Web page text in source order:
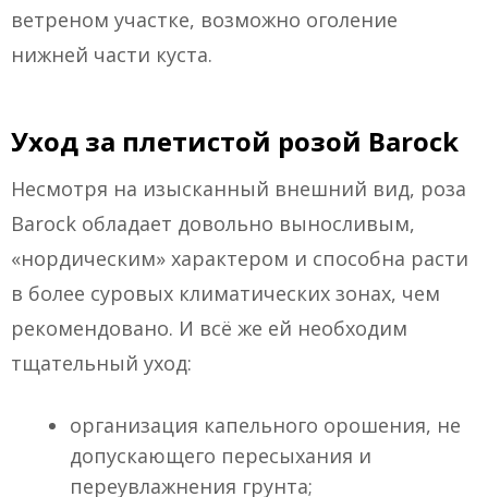
ветреном участке, возможно оголение
нижней части куста.
Уход за плетистой розой Barock
Несмотря на изысканный внешний вид, роза
Barock обладает довольно выносливым,
«нордическим» характером и способна расти
в более суровых климатических зонах, чем
рекомендовано. И всё же ей необходим
тщательный уход:
организация капельного орошения, не
допускающего пересыхания и
переувлажнения грунта;